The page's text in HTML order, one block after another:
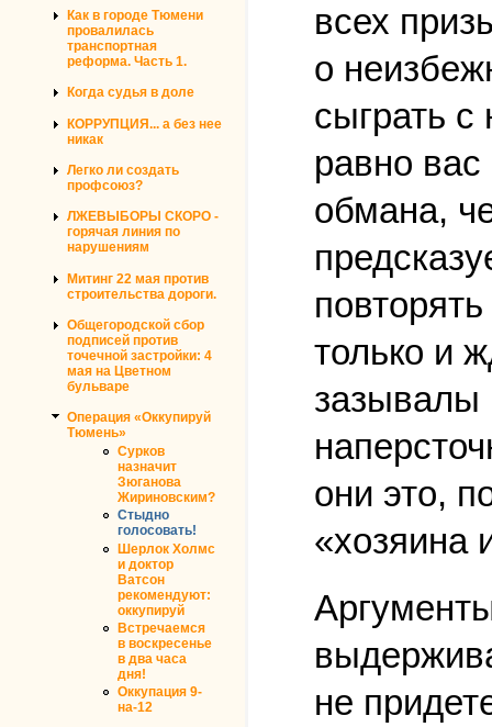
Как в городе Тюмени
провалилась
транспортная
реформа. Часть 1.
Когда судья в доле
КОРРУПЦИЯ... а без нее
никак
Легко ли создать
профсоюз?
ЛЖЕВЫБОРЫ СКОРО -
горячая линия по
нарушениям
Митинг 22 мая против
строительства дороги.
Общегородской сбор
подписей против
точечной застройки: 4
мая на Цветном
бульваре
Операция «Оккупируй
Тюмень»
Сурков
назначит
Зюганова
Жириновским?
Стыдно
голосовать!
Шерлок Холмс
и доктор
Ватсон
рекомендуют:
оккупируй
Встречаемся
в воскресенье
в два часа
дня!
Оккупация 9-
на-12
всех
о
сыграть
равно
обмана,
только и
зазывалы
они это,
«хозяина
не